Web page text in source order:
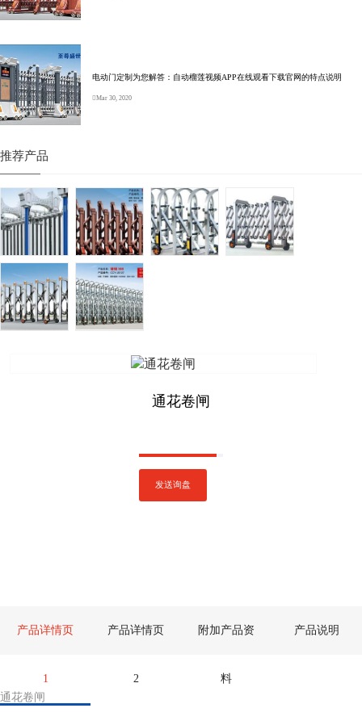
通花卷闸
发送询盘
产品详情页
1
产品详情页
2
附加产品资
料
产品说明
通花卷闸
电动门定制为您解答：自动榴莲视频APP在线观看下载官网的特点说明
Mar 30, 2020
推荐产品